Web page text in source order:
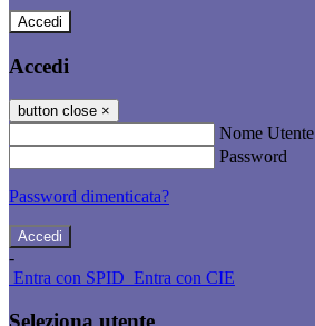
Accedi
Accedi
button close ×
Nome Utente
Password
Password dimenticata?
-
Entra con SPID Entra con CIE
Seleziona utente